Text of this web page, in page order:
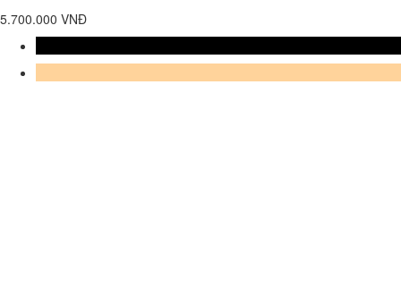
5.700.000 VNĐ